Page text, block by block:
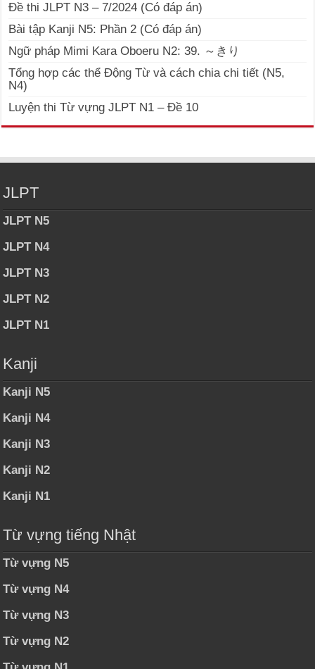
Đề thi JLPT N3 – 7/2024 (Có đáp án)
Bài tập Kanji N5: Phần 2 (Có đáp án)
Ngữ pháp Mimi Kara Oboeru N2: 39. ～きり
Tổng hợp các thể Động Từ và cách chia chi tiết (N5,
N4)
Luyện thi Từ vựng JLPT N1 – Đề 10
JLPT
JLPT N5
JLPT N4
JLPT N3
JLPT N2
JLPT N1
Kanji
Kanji N5
Kanji N4
Kanji N3
Kanji N2
Kanji N1
Từ vựng tiếng Nhật
Từ vựng N5
Từ vựng N4
Từ vựng N3
Từ vựng N2